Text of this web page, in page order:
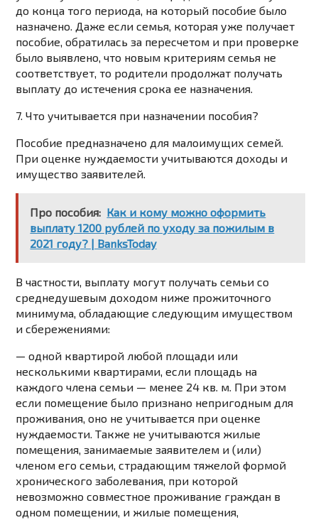
до конца того периода, на который пособие было
назначено. Даже если семья, которая уже получает
пособие, обратилась за пересчетом и при проверке
было выявлено, что новым критериям семья не
соответствует, то родители продолжат получать
выплату до истечения срока ее назначения.
7. Что учитывается при назначении пособия?
Пособие предназначено для малоимущих семей.
При оценке нуждаемости учитываются доходы и
имущество заявителей.
Про пособия: Как и кому можно оформить
выплату 1200 рублей по уходу за пожилым в
2021 году? | BanksToday
В частности, выплату могут получать семьи со
среднедушевым доходом ниже прожиточного
минимума, обладающие следующим имуществом
и сбережениями:
— одной квартирой любой площади или
несколькими квартирами, если площадь на
каждого члена семьи — менее 24 кв. м. При этом
если помещение было признано непригодным для
проживания, оно не учитывается при оценке
нуждаемости. Также не учитываются жилые
помещения, занимаемые заявителем и (или)
членом его семьи, страдающим тяжелой формой
хронического заболевания, при которой
невозможно совместное проживание граждан в
одном помещении, и жилые помещения,